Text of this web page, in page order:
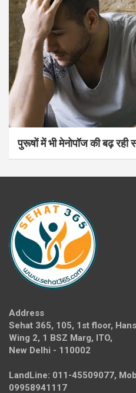
पुरूषों में भी मेनोपॉज की बढ़ रही
Address
Sehat 365, 105, 1st floor,
Wing 2, 1 BSZ Marg, ITO,
New Delhi - 110002
LandLine: 011-45509077,
09958941117